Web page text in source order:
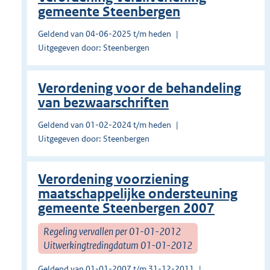
gemeente Steenbergen
Geldend van 04-06-2025 t/m heden
Uitgegeven door: Steenbergen
Verordening voor de behandeling
van bezwaarschriften
Geldend van 01-02-2024 t/m heden
Uitgegeven door: Steenbergen
Verordening voorziening
maatschappelijke ondersteuning
gemeente Steenbergen 2007
Regeling vervallen per 01-01-2012
Uitwerkingtredingdatum 01-01-2012